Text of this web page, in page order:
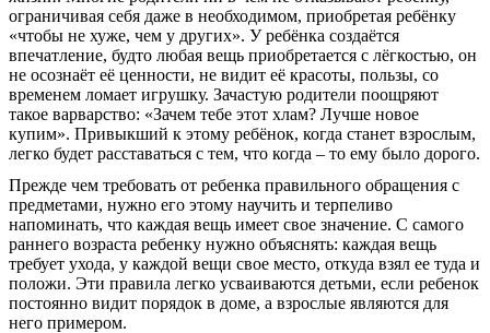
ограничивая себя даже в необходимом, приобретая ребёнку
«чтобы не хуже, чем у других». У ребёнка создаётся
впечатление, будто любая вещь приобретается с лёгкостью, он
не осознаёт её ценности, не видит её красоты, пользы, со
временем ломает игрушку. Зачастую родители поощряют
такое варварство: «Зачем тебе этот хлам? Лучше новое
купим». Привыкший к этому ребёнок, когда станет взрослым,
легко будет расставаться с тем, что когда – то ему было дорого.
Прежде чем требовать от ребенка правильного обращения с
предметами, нужно его этому научить и терпеливо
напоминать, что каждая вещь имеет свое значение. С самого
раннего возраста ребенку нужно объяснять: каждая вещь
требует ухода, у каждой вещи свое место, откуда взял ее туда и
положи. Эти правила легко усваиваются детьми, если ребенок
постоянно видит порядок в доме, а взрослые являются для
него примером.